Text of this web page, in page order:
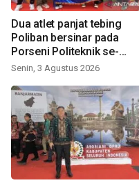
Dua atlet panjat tebing
Poliban bersinar pada
Porseni Politeknik se-
Indonesia 2026
Senin, 3 Agustus 2026